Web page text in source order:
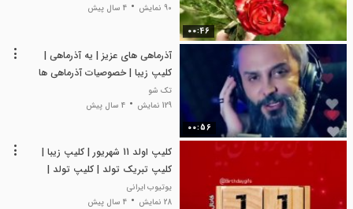
00:46
90 نمایش
4 سال پیش
00:56
آذرماهی های عزیز | یه آذرماهی |
کلیپ زیبا | خصوصیات آذرماهی ها
تک شو
129 نمایش
4 سال پیش
کلیپ اولد 11 شهریور | کلیپ زیبا |
کلیپ تبریک تولد | کلیپ تولد |
تولدت مبارک
یوتیوب ایرانی
28 نمایش
4 سال پیش